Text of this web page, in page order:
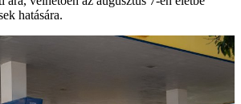
hatására.